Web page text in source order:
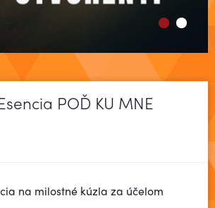
POĎ KU MNE
na milostné kúzla za účelom